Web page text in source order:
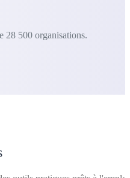
28 500 organisations.